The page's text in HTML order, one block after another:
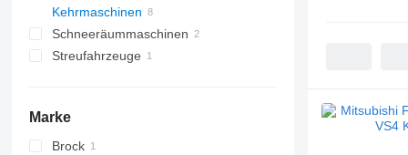
Kehrmaschinen
Schneeräummaschinen
Streufahrzeuge
Marke
Brock